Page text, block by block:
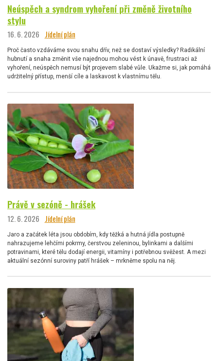
Neúspěch a syndrom vyhoření při změně životního
stylu
16. 6. 2026 Jídelní plán
Proč často vzdáváme svou snahu dřív, než se dostaví výsledky? Radikální
hubnutí a snaha změnit vše najednou mohou vést k únavě, frustraci až
vyhoření, neúspěch nemusí být projevem slabé vůle. Ukažme si, jak pomáhá
udržitelný přístup, menší cíle a laskavost k vlastnímu tělu.
Právě v sezóně - hrášek
12. 6. 2026 Jídelní plán
Jaro a začátek léta jsou obdobím, kdy těžká a hutná jídla postupně
nahrazujeme lehčími pokrmy, čerstvou zeleninou, bylinkami a dalšími
potravinami, které tělu dodají energii, vitamíny i potřebnou svěžest. A mezi
aktuální sezónní suroviny patří hrášek – mrkněme spolu na něj.